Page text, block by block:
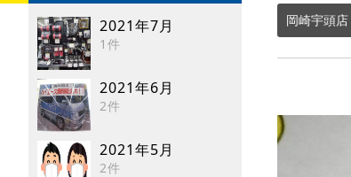
2021年7月
1件
2021年6月
2件
2021年5月
2件
岡崎宇頭店